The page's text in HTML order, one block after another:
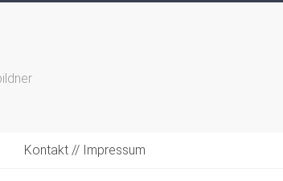
Kontakt // Impressum